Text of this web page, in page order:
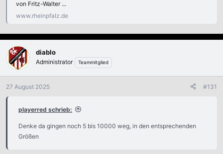
von Fritz-Walter ...
www.rheinpfalz.de
diablo
Administrator Teammitglied
27 August 2025 #131
playerred schrieb:
Denke da gingen noch 5 bis 10000 weg, in den entsprechenden
Größen